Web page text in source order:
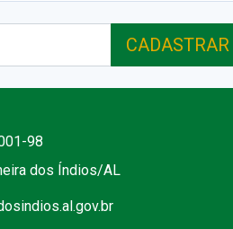
CADASTRAR
98
dos Índios/AL